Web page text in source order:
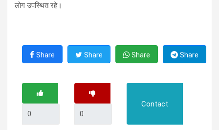
लोग उपस्थित रहे।
Share Share Share Share
Contact